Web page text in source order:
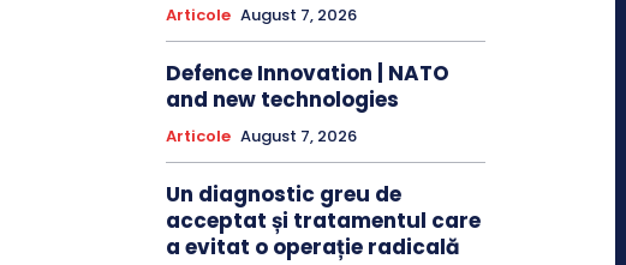
Articole August 7, 2026
Defence Innovation | NATO
and new technologies
Articole August 7, 2026
Un diagnostic greu de
acceptat și tratamentul care
a evitat o operație radicală